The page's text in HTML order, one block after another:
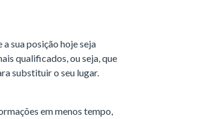
sua posição hoje seja
qualificados, ou seja, que
substituir o seu lugar.
em menos tempo,